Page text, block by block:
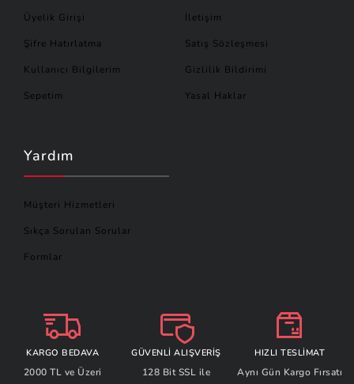
Üyelik Girişi
Şifre Hatırlatma
Kullanıcı Bilgilerim
Sepetim
İletişim
Satış Sözleşmesi
Gizlilik Bildirimi
Yasal Haklar
Yardım
Müşteri Hizmetleri
Sıkça Sorulan Sorular
Formlar
KARGO BEDAVA
2000 TL ve Üzeri
GÜVENLİ ALIŞVERİŞ
128 Bit SSL ile
HIZLI TESLİMAT
Aynı Gün Kargo Fırsatı